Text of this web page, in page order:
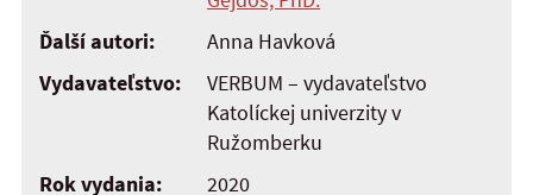
Ďalší autori:
Anna Havková
Vydavateľstvo:
VERBUM – vydavateľstvo
Katolíckej univerzity v
Ružomberku
Rok vydania:
2020